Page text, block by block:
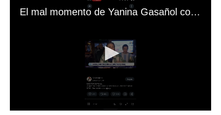
El mal momento de Yanina Gasañol con un hincha argentino en "Subrayado"